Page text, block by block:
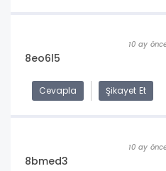
10 ay
8eo6l5
Cevapla Şikayet Et
10 ay
8bmed3